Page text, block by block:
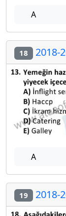
A
18 2018-
A
19 2018-